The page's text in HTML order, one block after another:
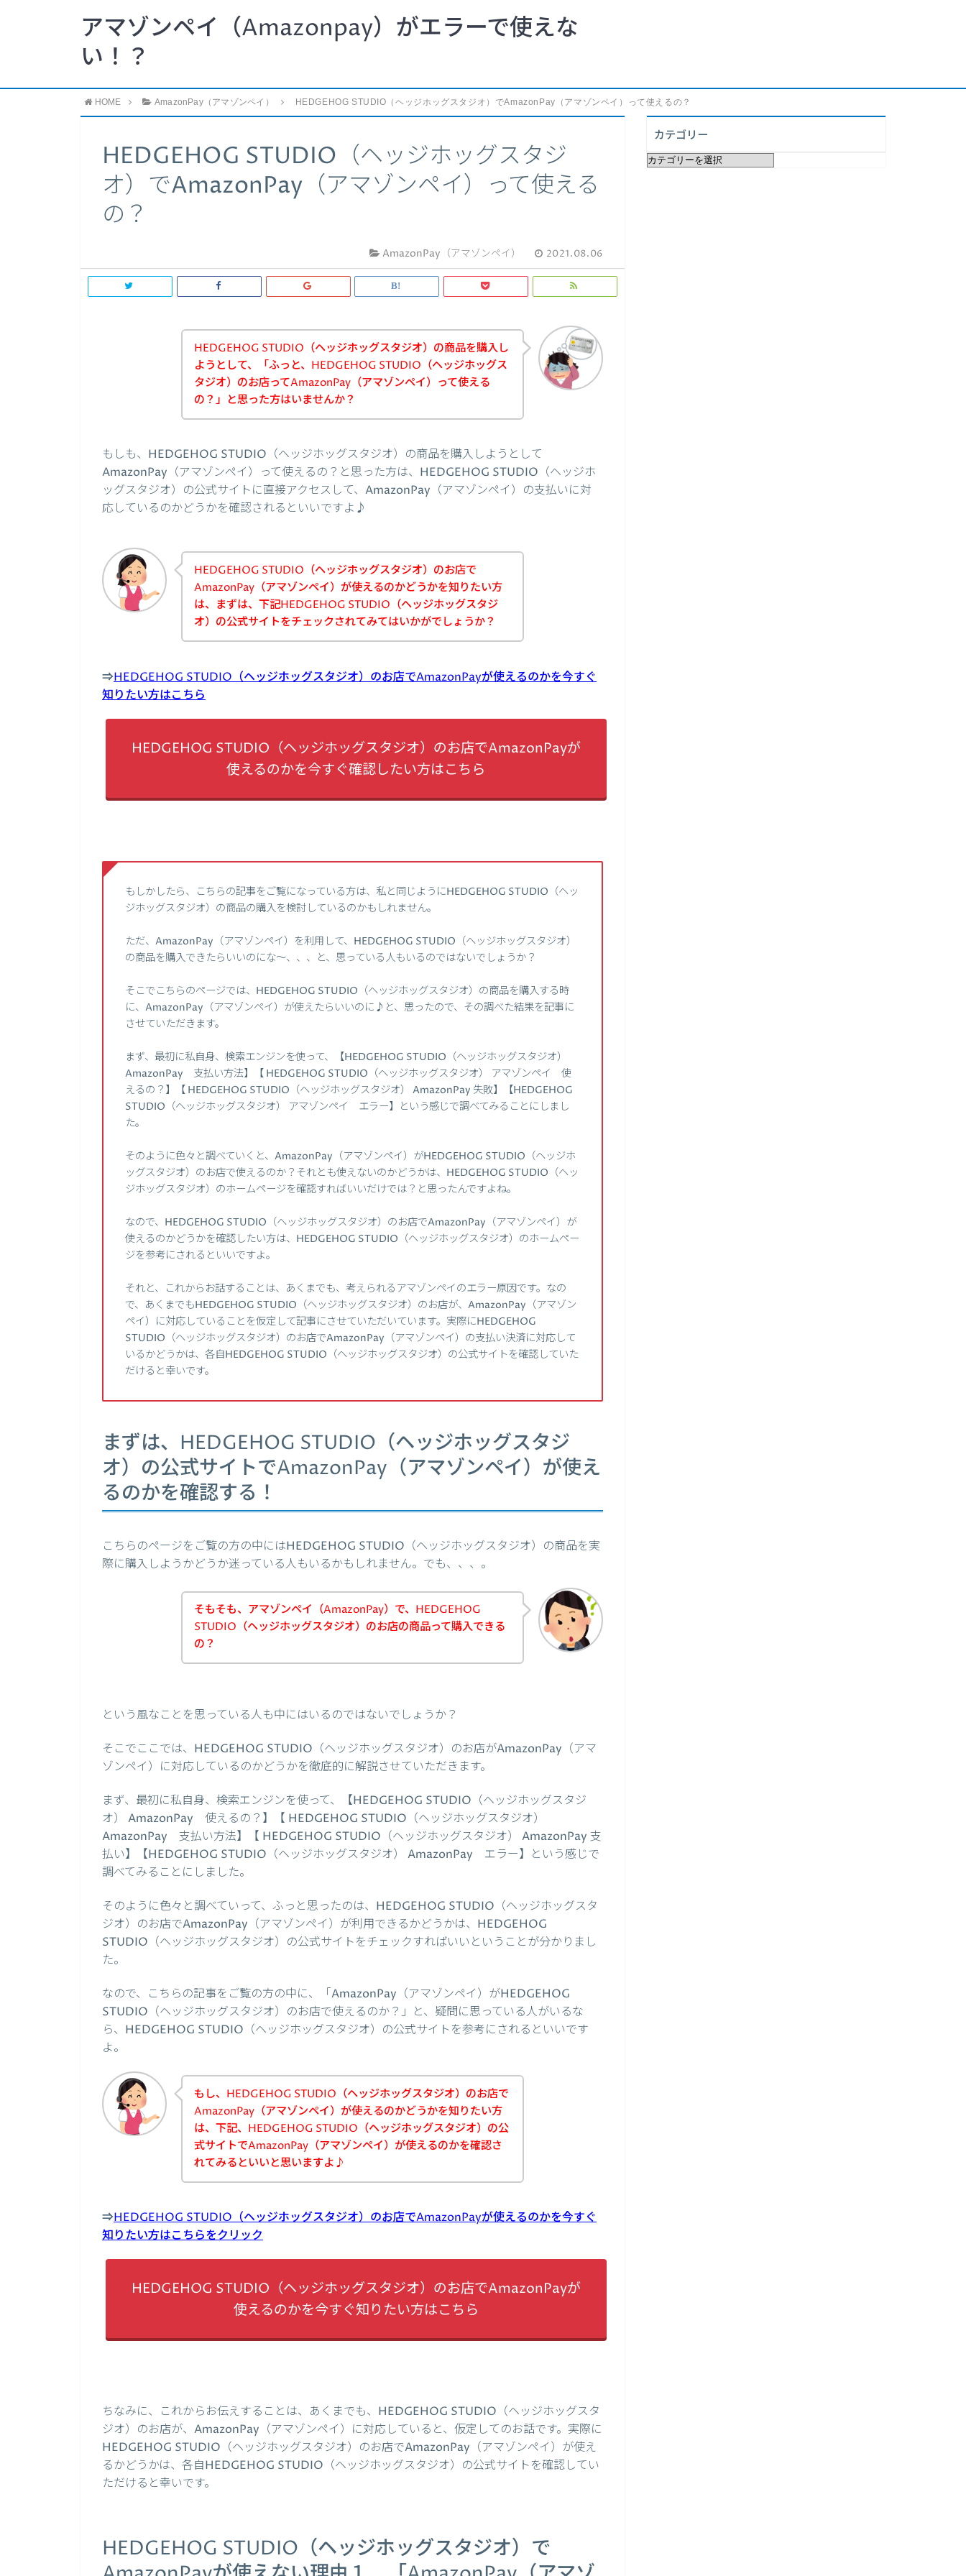
アマゾンペイ（Amazonpay）がエラーで使えな
い！？
HOME AmazonPay（アマゾンペイ） HEDGEHOG STUDIO（ヘッジホッグスタジオ）でAmazonPay（アマゾンペイ）って使えるの？
HEDGEHOG STUDIO（ヘッジホッグスタジ
オ）でAmazonPay（アマゾンペイ）って使える
の？
AmazonPay（アマゾンペイ） 2021.08.06
HEDGEHOG STUDIO（ヘッジホッグスタジオ）の商品を購入し
ようとして、「ふっと、HEDGEHOG STUDIO（ヘッジホッグス
タジオ）のお店ってAmazonPay（アマゾンペイ）って使える
の？」と思った方はいませんか？
もしも、HEDGEHOG STUDIO（ヘッジホッグスタジオ）の商品を購入しようとして
AmazonPay（アマゾンペイ）って使えるの？と思った方は、HEDGEHOG STUDIO（ヘッジホ
ッグスタジオ）の公式サイトに直接アクセスして、AmazonPay（アマゾンペイ）の支払いに対
応しているのかどうかを確認されるといいですよ♪
HEDGEHOG STUDIO（ヘッジホッグスタジオ）のお店で
AmazonPay（アマゾンペイ）が使えるのかどうかを知りたい方
は、まずは、下記HEDGEHOG STUDIO（ヘッジホッグスタジ
オ）の公式サイトをチェックされてみてはいかがでしょうか？
⇒HEDGEHOG STUDIO（ヘッジホッグスタジオ）のお店でAmazonPayが使えるのかを今すぐ
知りたい方はこちら
HEDGEHOG STUDIO（ヘッジホッグスタジオ）のお店でAmazonPayが
使えるのかを今すぐ確認したい方はこちら
もしかしたら、こちらの記事をご覧になっている方は、私と同じようにHEDGEHOG STUDIO（ヘッ
ジホッグスタジオ）の商品の購入を検討しているのかもしれません。
ただ、AmazonPay（アマゾンペイ）を利用して、HEDGEHOG STUDIO（ヘッジホッグスタジオ）
の商品を購入できたらいいのにな～、、、と、思っている人もいるのではないでしょうか？
そこでこちらのページでは、HEDGEHOG STUDIO（ヘッジホッグスタジオ）の商品を購入する時
に、AmazonPay（アマゾンペイ）が使えたらいいのに♪と、思ったので、その調べた結果を記事に
させていただきます。
まず、最初に私自身、検索エンジンを使って、【HEDGEHOG STUDIO（ヘッジホッグスタジオ）
AmazonPay 支払い方法】【 HEDGEHOG STUDIO（ヘッジホッグスタジオ） アマゾンペイ 使
えるの？】【 HEDGEHOG STUDIO（ヘッジホッグスタジオ） AmazonPay 失敗】【HEDGEHOG
STUDIO（ヘッジホッグスタジオ） アマゾンペイ エラー】という感じで調べてみることにしまし
た。
そのように色々と調べていくと、AmazonPay（アマゾンペイ）がHEDGEHOG STUDIO（ヘッジホ
ッグスタジオ）のお店で使えるのか？それとも使えないのかどうかは、HEDGEHOG STUDIO（ヘッ
ジホッグスタジオ）のホームページを確認すればいいだけでは？と思ったんですよね。
なので、HEDGEHOG STUDIO（ヘッジホッグスタジオ）のお店でAmazonPay（アマゾンペイ）が
使えるのかどうかを確認したい方は、HEDGEHOG STUDIO（ヘッジホッグスタジオ）のホームペー
ジを参考にされるといいですよ。
それと、これからお話することは、あくまでも、考えられるアマゾンペイのエラー原因です。なの
で、あくまでもHEDGEHOG STUDIO（ヘッジホッグスタジオ）のお店が、AmazonPay（アマゾン
ペイ）に対応していることを仮定して記事にさせていただいています。実際にHEDGEHOG
STUDIO（ヘッジホッグスタジオ）のお店でAmazonPay（アマゾンペイ）の支払い決済に対応して
いるかどうかは、各自HEDGEHOG STUDIO（ヘッジホッグスタジオ）の公式サイトを確認していた
だけると幸いです。
まずは、HEDGEHOG STUDIO（ヘッジホッグスタジ
オ）の公式サイトでAmazonPay（アマゾンペイ）が使え
るのかを確認する！
こちらのページをご覧の方の中にはHEDGEHOG STUDIO（ヘッジホッグスタジオ）の商品を実
際に購入しようかどうか迷っている人もいるかもしれません。でも、、、。
そもそも、アマゾンペイ（AmazonPay）で、HEDGEHOG
STUDIO（ヘッジホッグスタジオ）のお店の商品って購入できる
の？
という風なことを思っている人も中にはいるのではないでしょうか？
そこでここでは、HEDGEHOG STUDIO（ヘッジホッグスタジオ）のお店がAmazonPay（アマ
ゾンペイ）に対応しているのかどうかを徹底的に解説させていただきます。
まず、最初に私自身、検索エンジンを使って、【HEDGEHOG STUDIO（ヘッジホッグスタジ
オ） AmazonPay 使えるの？】【 HEDGEHOG STUDIO（ヘッジホッグスタジオ）
AmazonPay 支払い方法】【 HEDGEHOG STUDIO（ヘッジホッグスタジオ） AmazonPay 支
払い】【HEDGEHOG STUDIO（ヘッジホッグスタジオ） AmazonPay エラー】という感じで
調べてみることにしました。
そのように色々と調べていって、ふっと思ったのは、HEDGEHOG STUDIO（ヘッジホッグスタ
ジオ）のお店でAmazonPay（アマゾンペイ）が利用できるかどうかは、HEDGEHOG
STUDIO（ヘッジホッグスタジオ）の公式サイトをチェックすればいいということが分かりまし
た。
なので、こちらの記事をご覧の方の中に、「AmazonPay（アマゾンペイ）がHEDGEHOG
STUDIO（ヘッジホッグスタジオ）のお店で使えるのか？」と、疑問に思っている人がいるな
ら、HEDGEHOG STUDIO（ヘッジホッグスタジオ）の公式サイトを参考にされるといいです
よ。
もし、HEDGEHOG STUDIO（ヘッジホッグスタジオ）のお店で
AmazonPay（アマゾンペイ）が使えるのかどうかを知りたい方
は、下記、HEDGEHOG STUDIO（ヘッジホッグスタジオ）の公
式サイトでAmazonPay（アマゾンペイ）が使えるのかを確認さ
れてみるといいと思いますよ♪
⇒HEDGEHOG STUDIO（ヘッジホッグスタジオ）のお店でAmazonPayが使えるのかを今すぐ
知りたい方はこちらをクリック
HEDGEHOG STUDIO（ヘッジホッグスタジオ）のお店でAmazonPayが
使えるのかを今すぐ知りたい方はこちら
ちなみに、これからお伝えすることは、あくまでも、HEDGEHOG STUDIO（ヘッジホッグスタ
ジオ）のお店が、AmazonPay（アマゾンペイ）に対応していると、仮定してのお話です。実際に
HEDGEHOG STUDIO（ヘッジホッグスタジオ）のお店でAmazonPay（アマゾンペイ）が使え
るかどうかは、各自HEDGEHOG STUDIO（ヘッジホッグスタジオ）の公式サイトを確認してい
ただけると幸いです。
HEDGEHOG STUDIO（ヘッジホッグスタジオ）で
カテゴリー